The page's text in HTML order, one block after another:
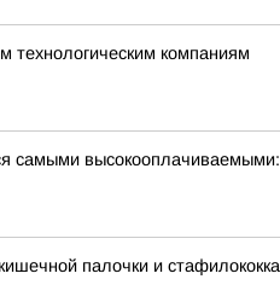
технологическим компаниям
самыми высокооплачиваемыми:
палочки и стафилококка